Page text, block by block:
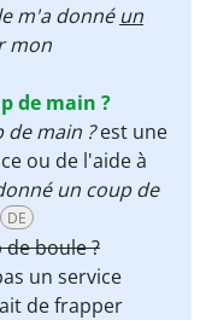
m'a donné un
mon
de main ?
de main ?est une
ou de l'aide à
un coup de
DE
boule ?
un service
de frapper